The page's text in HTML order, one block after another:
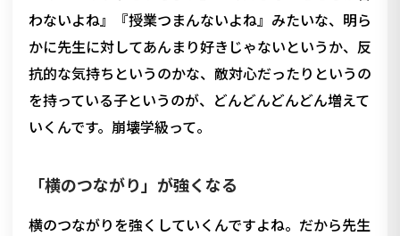
わないよね』『授業つまんないよね』みたいな、明ら
かに先生に対してあんまり好きじゃないというか、反
抗的な気持ちというのかな、敵対心だったりというの
を持っている子というのが、どんどんどんどん増えて
いくんです。崩壊学級って。
「横のつながり」が強くなる
横のつながりを強くしていくんですよね。だから先生